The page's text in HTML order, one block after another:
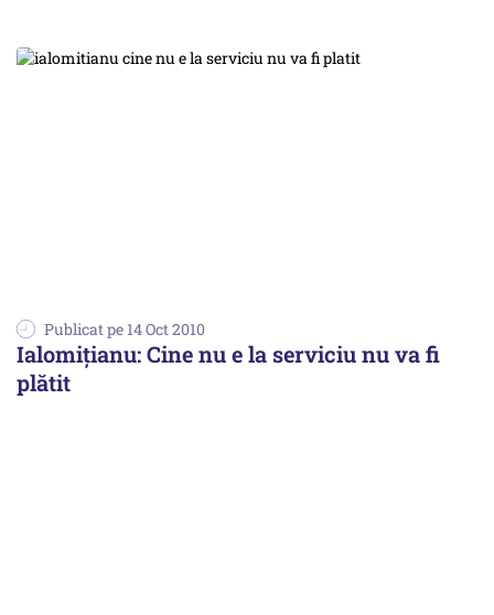
Publicat pe 14 Oct 2010
Ialomiţianu: Cine nu e la serviciu nu va fi
plătit